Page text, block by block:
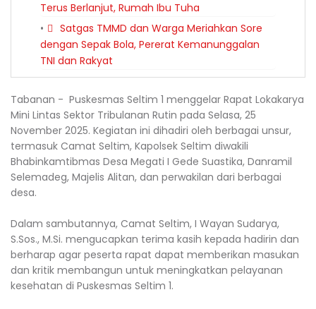
Terus Berlanjut, Rumah Ibu Tuha
Satgas TMMD dan Warga Meriahkan Sore
dengan Sepak Bola, Pererat Kemanunggalan
TNI dan Rakyat
Tabanan - Puskesmas Seltim 1 menggelar Rapat Lokakarya
Mini Lintas Sektor Tribulanan Rutin pada Selasa, 25
November 2025. Kegiatan ini dihadiri oleh berbagai unsur,
termasuk Camat Seltim, Kapolsek Seltim diwakili
Bhabinkamtibmas Desa Megati I Gede Suastika, Danramil
Selemadeg, Majelis Alitan, dan perwakilan dari berbagai
desa.
Dalam sambutannya, Camat Seltim, I Wayan Sudarya,
S.Sos., M.Si. mengucapkan terima kasih kepada hadirin dan
berharap agar peserta rapat dapat memberikan masukan
dan kritik membangun untuk meningkatkan pelayanan
kesehatan di Puskesmas Seltim 1.